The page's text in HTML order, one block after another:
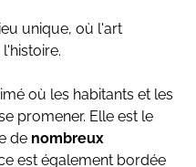
unique, où l'art
où les habitants et les
promener. Elle est le
de nombreux
est également bordée